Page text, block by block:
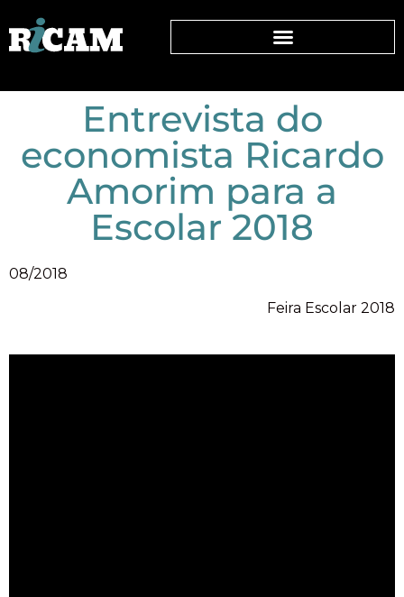
Entrevista do
economista Ricardo
Amorim para a
Escolar 2018
08/2018
Feira Escolar 2018